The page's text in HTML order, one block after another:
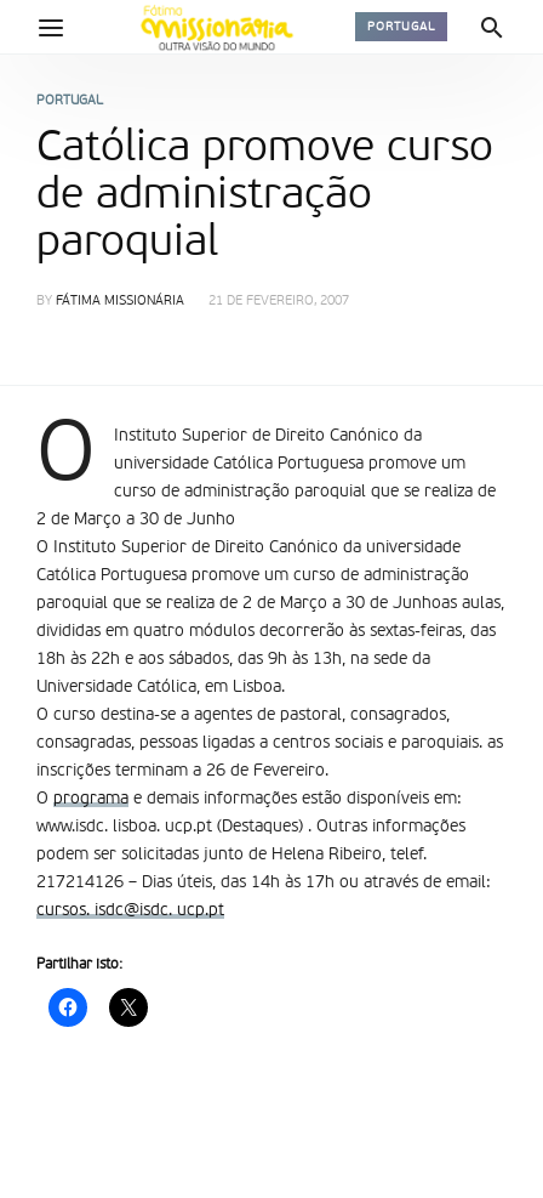
PORTUGAL
PORTUGAL
Católica promove curso
de administração
paroquial
BY FÁTIMA MISSIONÁRIA 21 DE FEVEREIRO, 2007
O
Instituto Superior de Direito Canónico da
universidade Católica Portuguesa promove um
curso de administração paroquial que se realiza de
2 de Março a 30 de Junho
O Instituto Superior de Direito Canónico da universidade
Católica Portuguesa promove um curso de administração
paroquial que se realiza de 2 de Março a 30 de Junhoas aulas,
divididas em quatro módulos decorrerão às sextas-feiras, das
18h às 22h e aos sábados, das 9h às 13h, na sede da
Universidade Católica, em Lisboa.
O curso destina-se a agentes de pastoral, consagrados,
consagradas, pessoas ligadas a centros sociais e paroquiais. as
inscrições terminam a 26 de Fevereiro.
O programa e demais informações estão disponíveis em:
www.isdc. lisboa. ucp.pt (Destaques) . Outras informações
podem ser solicitadas junto de Helena Ribeiro, telef.
217214126 – Dias úteis, das 14h às 17h ou através de email:
cursos. isdc@isdc. ucp.pt
Partilhar isto: